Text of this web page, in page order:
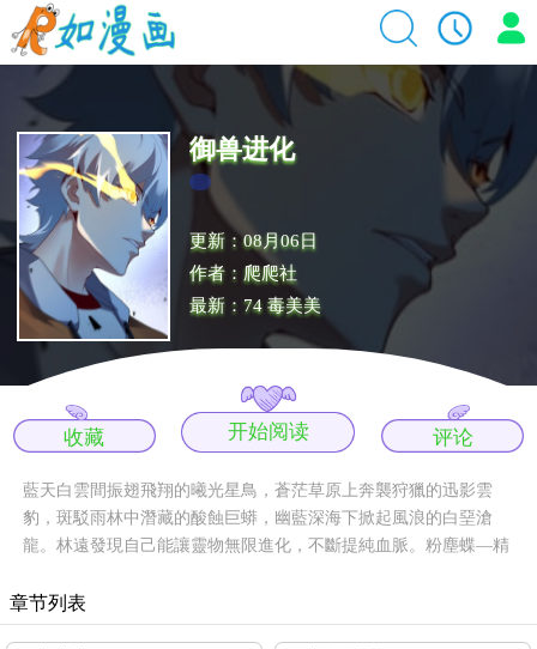
御兽进化
更新：08月06日
作者：爬爬社
最新：74 毒美美
收藏 开始阅读 评论
藍天白雲間振翅飛翔的曦光星鳥，蒼茫草原上奔襲狩獵的迅影雲
豹，斑駁雨林中潛藏的酸蝕巨蟒，幽藍深海下掀起風浪的白堊滄
龍。林遠發現自己能讓靈物無限進化，不斷提純血脈。粉塵蝶—精
集團旗下創世中文網小說《御獸進化商》改編，原作者：琥珀鈕釦
章节列表